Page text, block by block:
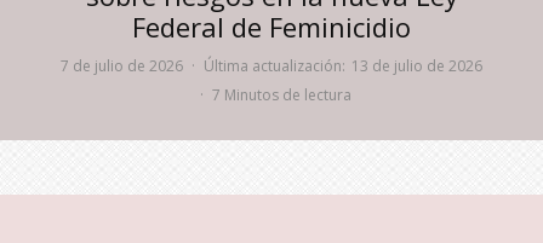
Federal de Feminicidio
7 de julio de 2026 · Última actualización: 13 de julio de 2026
· 7 Minutos de lectura